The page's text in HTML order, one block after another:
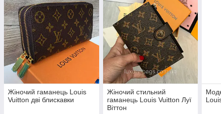
Жіночий гаманець Louis
Vuitton дві блискавки
Жіночий стильний
гаманець Louis Vuitton Луї
Віттон